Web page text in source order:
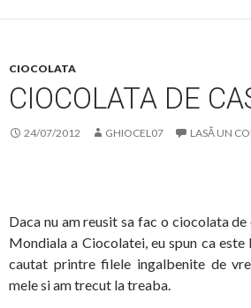
CIOCOLATA
CIOCOLATA DE
24/07/2012 GHIOCEL07 LASĂ UN
Daca nu am reusit sa fac o ciocolata
Mondiala a Ciocolatei, eu spun ca este
cautat printre filele ingalbenite de
mele si am trecut la treaba.